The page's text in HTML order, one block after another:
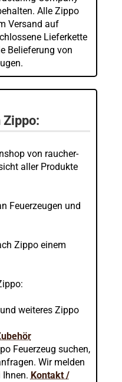
Alle Zippo
Versand auf
Lieferkette
Belieferung von
von raucher-
aller Produkte
Feuerzeugen und
Zippo einem
weiteres Zippo
Feuerzeug suchen,
Wir melden
Kontakt /